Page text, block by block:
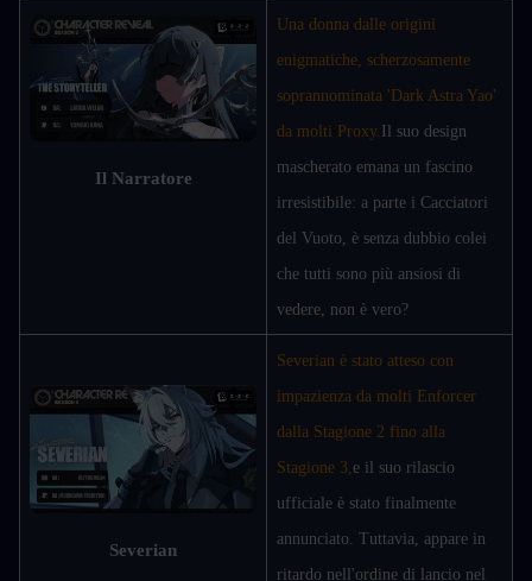
Il Narratore
Una donna dalle origini
enigmatiche, scherzosamente
soprannominata 'Dark Astra Yao'
da molti Proxy. Il suo design
mascherato emana un fascino
irresistibile: a parte i Cacciatori
del Vuoto, è senza dubbio colei
che tutti sono più ansiosi di
vedere, non è vero?
Severian
Severian è stato atteso con
impazienza da molti Enforcer
dalla Stagione 2 fino alla
Stagione 3,e il suo rilascio
ufficiale è stato finalmente
annunciato. Tuttavia, appare in
ritardo nell'ordine di lancio nel